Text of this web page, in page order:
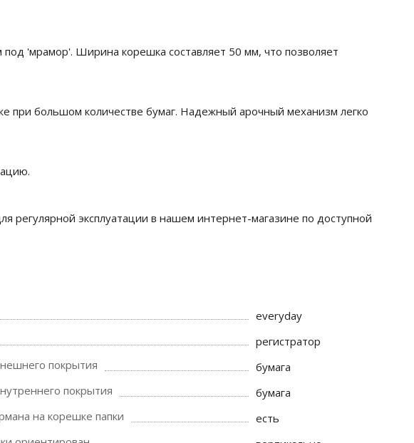
под 'мрамор'. Ширина корешка составляет 50 мм, что позволяет
при большом количестве бумаг. Надежный арочный механизм легко
регулярной эксплуатации в нашем интернет-магазине по доступной
everyday
регистратор
покрытия
бумага
покрытия
бумага
на корешке папки
есть